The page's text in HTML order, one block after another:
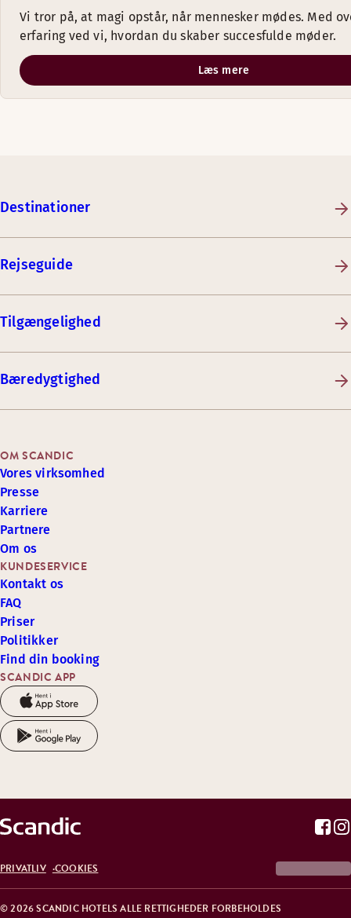
Vi tror på, at magi opstår, når mennesker mødes. Med
erfaring ved vi, hvordan du skaber succesfulde møder.
Læs mere
Destinationer
Rejseguide
Tilgængelighed
Bæredygtighed
SCANDIC APP
KUNDESERVICE
Kontakt os
FAQ
Priser
Politikker
Find din booking
OM SCANDIC
Vores virksomhed
Presse
Karriere
Partnere
Om os
© 2026 SCANDIC HOTELS ALLE RETTIGHEDER FORBEHOLDES
PRIVATLIV COOKIES